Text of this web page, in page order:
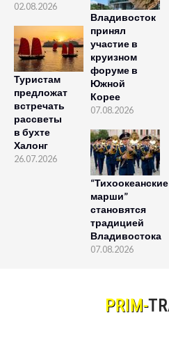
02.08.2026
Туристам
предложат
встречать
рассветы
в бухте
Халонг
26.07.2026
Владивосток
принял
участие в
круизном
форуме в
Южной
Корее
07.08.2026
“Тихоокеанские
марши”
становятся
традицией
Владивостока
07.08.2026